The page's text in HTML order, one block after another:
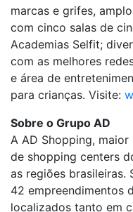
marcas e grifes,
com cinco salas de
Academias Selfit;
com as melhores
e área de
para crianças. Visite:
Sobre o Grupo AD
A AD Shopping,
de shopping centers
as regiões
42 empreendimentos
localizados tanto em